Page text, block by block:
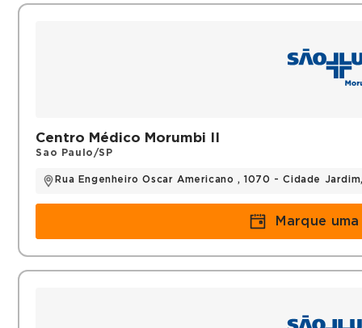
FELLOWSHIP PELA FACULDADE MEDICINA
EAU ( SOCIEDADE EUROPEIA DE UROLOGIA )
Títulos
Centro Médico Morumbi II
Sao Paulo/SP
Rua Engenheiro Oscar Americano , 1070 - Cidade
Marque